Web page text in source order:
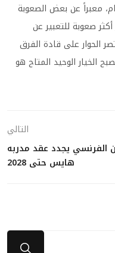
معبراً عن بعض الصعوبة
صعوبة للتعبير عن
الحوار على قادة الفرق
الخيار الوحيد المتاح هو
التالي
الفرنسي يجدد عقد مدربه
هايس حتى 2028